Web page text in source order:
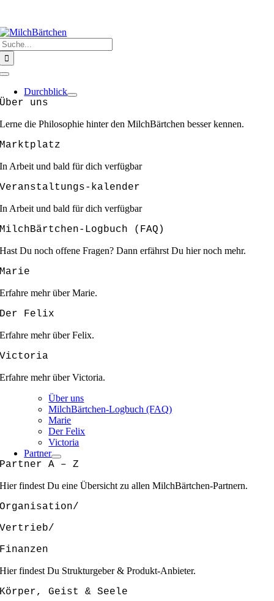
springen
Toggle
NavigationDurchblick
Über uns
Lerne die Philosophie hinter den MilchBärtchen besser kennen.
Marktplatz
In Arbeit und bald für dich verfügbar
Veranstaltungs-kalender
In Arbeit und bald für dich verfügbar
MilchBärtchen-Logbuch (FAQ)
Hast Du noch offene Fragen? Dann erfährst Du hier noch mehr.
Marie
Erfahre mehr über Marie.
Der Felix
Erfahre mehr über Felix.
Victoria
Erfahre mehr über Victoria.
Über uns
MilchBärtchen-Logbuch (FAQ)
Marie
Der Felix
Victoria
Partner
Partner A – Z
Hier findest Du eine Übersicht zu allen MilchBärtchen-Partnern.
Organisation/
Vertrieb/
Finanzen
Hier findest Du Strukturgeber & Produkt-Anbieter.
Körper, Geist & Seele